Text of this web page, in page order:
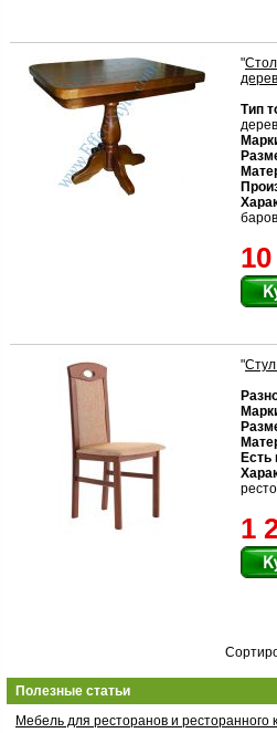
"
Тип
"Стул
Есть
1
Полезные статьи
Мебель для ресторанов и ресторанного